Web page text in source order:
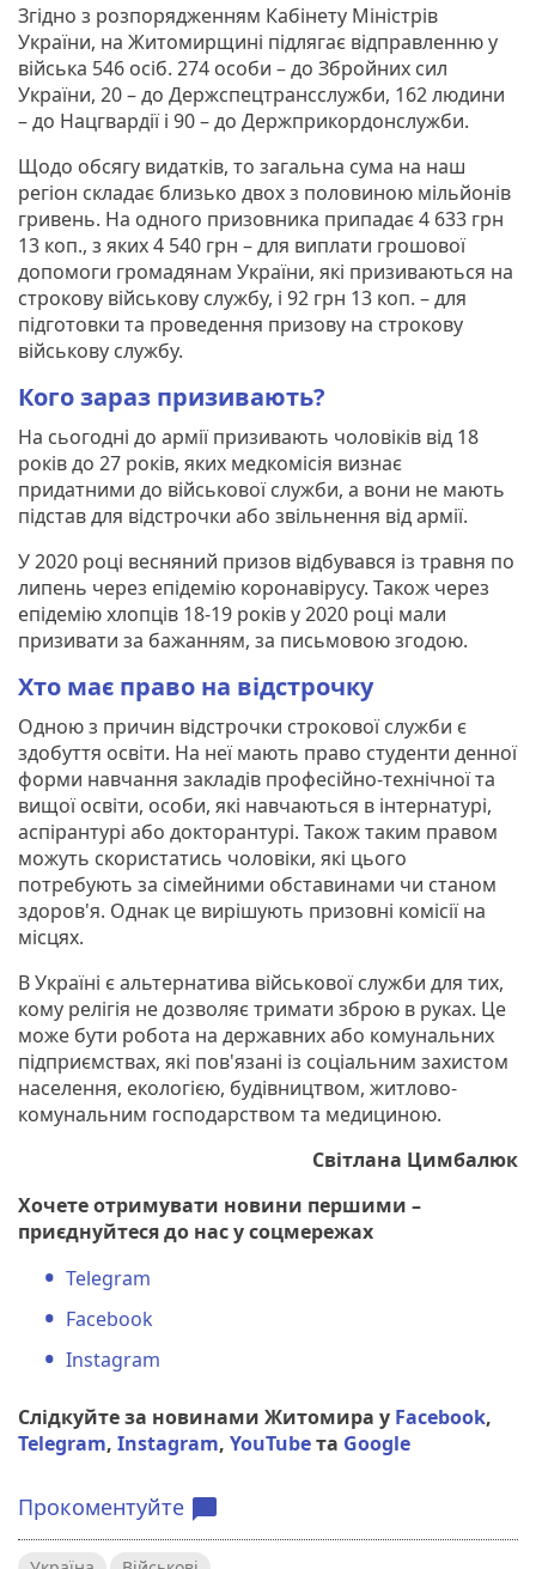
Згідно з розпорядженням Кабінету Міністрів
України, на Житомирщині підлягає відправленню у
війська 546 осіб. 274 особи – до Збройних сил
України, 20 – до Держспецтрансслужби, 162 людини
– до Нацгвардії і 90 – до Держприкордонслужби.
Щодо обсягу видатків, то загальна сума на наш
регіон складає близько двох з половиною мільйонів
гривень. На одного призовника припадає 4 633 грн
13 коп., з яких 4 540 грн – для виплати грошової
допомоги громадянам України, які призиваються на
строкову військову службу, і 92 грн 13 коп. – для
підготовки та проведення призову на строкову
військову службу.
Кого зараз призивають?
На сьогодні до армії призивають чоловіків від 18
років до 27 років, яких медкомісія визнає
придатними до військової служби, а вони не мають
підстав для відстрочки або звільнення від армії.
У 2020 році весняний призов відбувався із травня по
липень через епідемію коронавірусу. Також через
епідемію хлопців 18-19 років у 2020 році мали
призивати за бажанням, за письмовою згодою.
Хто має право на відстрочку
Одною з причин відстрочки строкової служби є
здобуття освіти. На неї мають право студенти денної
форми навчання закладів професійно-технічної та
вищої освіти, особи, які навчаються в інтернатурі,
аспірантурі або докторантурі. Також таким правом
можуть скористатись чоловіки, які цього
потребують за сімейними обставинами чи станом
здоров'я. Однак це вирішують призовні комісії на
місцях.
В Україні є альтернатива військової служби для тих,
кому релігія не дозволяє тримати зброю в руках. Це
може бути робота на державних або комунальних
підприємствах, які пов'язані із соціальним захистом
населення, екологією, будівництвом, житлово-
комунальним господарством та медициною.
Світлана Цимбалюк
Хочете отримувати новини першими –
приєднуйтеся до нас у соцмережах
Telegram
Facebook
Instagram
Слідкуйте за новинами Житомира у Facebook,
Telegram, Instagram, YouTubeта Google
Прокоментуйте chat_bubble